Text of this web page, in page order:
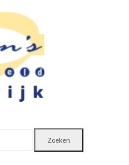
Zoeken